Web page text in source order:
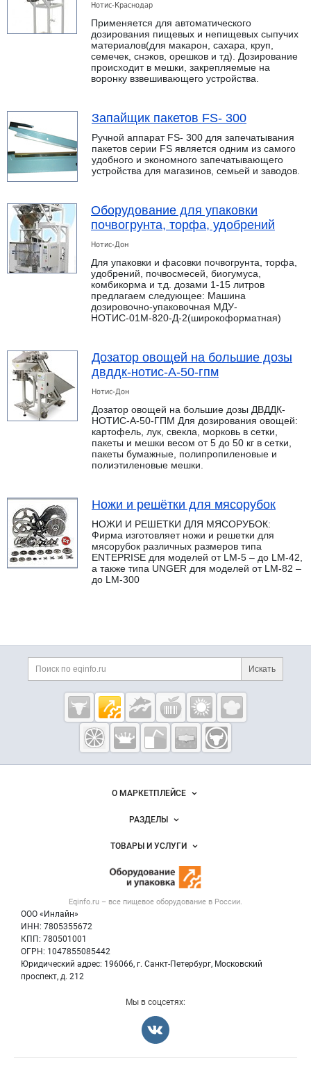
Нотис-Краснодар
Применяется для автоматического
дозирования пищевых и непищевых сыпучих
материалов(для макарон, сахара, круп,
семечек, снэков, орешков и тд). Дозирование
происходит в мешки, закрепляемые на
воронку взвешивающего устройства.
Запайщик пакетов FS- 300
Ручной аппарат FS- 300 для запечатывания
пакетов серии FS является одним из самого
удобного и экономного запечатывающего
устройства для магазинов, семьей и заводов.
Оборудование для упаковки
почвогрунта, торфа, удобрений
Нотис-Дон
Для упаковки и фасовки почвогрунта, торфа,
удобрений, почвосмесей, биогумуса,
комбикорма и т.д. дозами 1-15 литров
предлагаем следующее: Машина
дозировочно-упаковочная МДУ-
НОТИС-01М-820-Д-2(широкоформатная)
Дозатор овощей на большие дозы
двддк-нотис-А-50-гпм
Нотис-Дон
Дозатор овощей на большие дозы ДВДДК-
НОТИС-А-50-ГПМ Для дозирования овощей:
картофель, лук, свекла, морковь в сетки,
пакеты и мешки весом от 5 до 50 кг в сетки,
пакеты бумажные, полипропиленовые и
полиэтиленовые мешки.
Ножи и решётки для мясорубок
НОЖИ И РЕШЕТКИ ДЛЯ МЯСОРУБОК:
Фирма изготовляет ножи и решетки для
мясорубок различных размеров типа
ENTEPRISE для моделей от LM-5 – до LM-42,
а также типа UNGER для моделей от LM-82 –
до LM-300
Дополнительная информация
Поиск по сайту и
Искать
Cсылки на полезные проекты
Eqinfo.ru —
пищевое
оборудование
Важные разделы и контакты
Eqinfo.ru – все пищевое оборудование в России.
ООО «Инлайн»
ИНН: 7805355672
КПП: 780501001
ОГРН: 1047855085442
Юридический адрес: 196066, г. Санкт-Петербург, Московский
проспект, д. 212
Навигация по сайтуО МАРКЕТПЛЕЙСЕ
Размещение рекламы
Публичная оферта
Контактная информация
Политика обработки персональных данных
РАЗДЕЛЫ
Вакансии
ТОВАРЫ И УСЛУГИ
Оборудование для пищепрома
Тара и упаковка
Б/у оборудование
Мы в соцсетях: